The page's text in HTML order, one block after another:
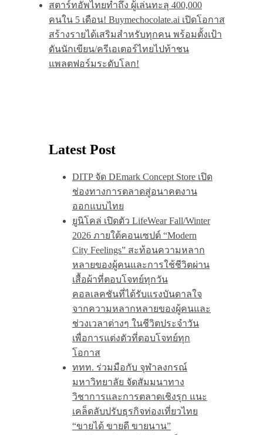
สตาร์ทอัพไทยทำถึง ผู้เล่นทะลุ 400,000
คนใน 5 เดือน! Buymechocolate.ai เปิดโอกาส
สร้างรายได้เสริมสำหรับทุกคน พร้อมตั้งเป้า
ดันนักเขียน/ครีเอเตอร์ไทยไปท้าชน
แพลตฟอร์มระดับโลก!
Latest Post
DITP จัด DEmark Concept Store เปิด
ช่องทางการตลาดสู่อนาคตงาน
ออกแบบไทย
ยูนิโคล่ เปิดตัว LifeWear Fall/Winter
2026 ภายใต้คอนเซปต์ “Modern
City Feelings” สะท้อนความหลาก
หลายของผู้คนและการใช้ชีวิตผ่าน
เสื้อผ้าที่ตอบโจทย์ทุกวัน
คอลเลคชันที่ได้รับแรงบันดาลใจ
จากความหลากหลายของผู้คนและ
ช่วงเวลาต่างๆ ในชีวิตประจำวัน
เพื่อการแต่งตัวที่ตอบโจทย์ทุก
โอกาส
ททท. ร่วมมือกับ จุฬาลงกรณ์
มหาวิทยาลัย จัดสัมมนาทาง
วิชาการและการตลาดเชิงรุก แนะ
เคล็ดลับปรับธุรกิจท่องเที่ยวไทย
“ขายได้ ขายดี ขายนาน”